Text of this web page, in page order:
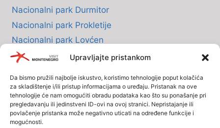
Upravljajte pristankom
Da bismo pružili najbolje iskustvo, koristimo tehnologije poput kolačića
za skladištenje i/ili pristup informacijama o uređaju. Pristanak na ove
tehnologije će nam omogućiti obradu podataka kao što su ponašanje pri
pregledavanju ili jedinstveni ID-ovi na ovoj stranici. Nepristajanje ili
povlačenje pristanka može negativno uticati na određene funkcije i
mogućnosti.
Nacionalni park Durmitor
Nacionalni park Prokletije
Nacionalni park Lovćen
Nacionalni park Skadarsko jezero
INFO